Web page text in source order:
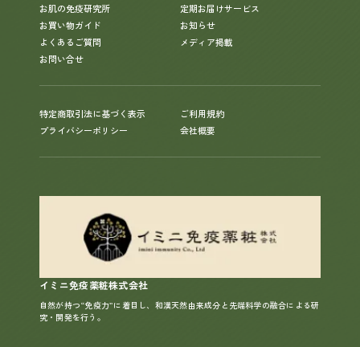
お肌の免疫研究所
定期お届けサービス
お買い物ガイド
お知らせ
よくあるご質問
メディア掲載
お問い合せ
特定商取引法に基づく表示
プライバシーポリシー
ご利用規約
会社概要
イミニ免疫薬粧株式会社
自然が持つ“免疫力”に着目し、和漢天然由来成分と先端科学の融合による研
究・開発を行う。